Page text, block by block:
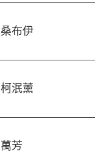
桑布伊
柯泯薰
萬芳